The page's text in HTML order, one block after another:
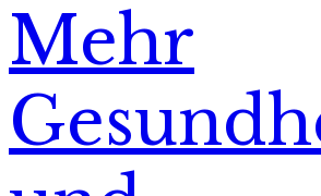
Mehr